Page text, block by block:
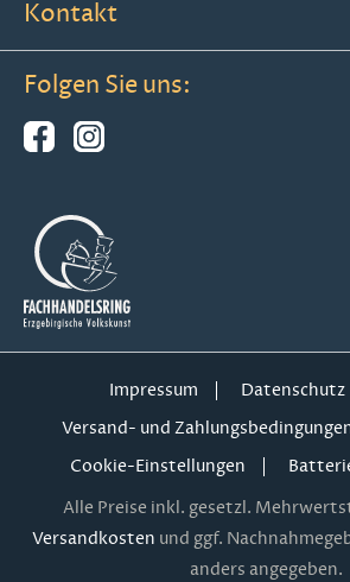
Kontakt
Folgen Sie uns:
Impressum Datenschutz
Versand- und
Cookie-Einstellungen
Alle Preise inkl. gesetzl.
Versandkosten und ggf.
anders angegeben.